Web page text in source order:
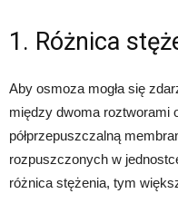
1. Różnica
Aby osmoza mogła się
między dwoma roztworami
półprzepuszczalną
rozpuszczonych w
różnica stężenia, tym